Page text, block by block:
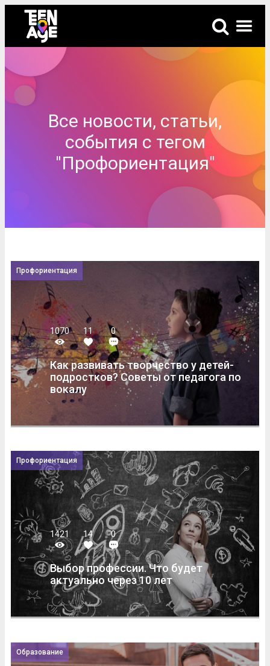
Все новости, статьи,
события с тегом
"Профориентация"
Профориентация
1070 11 0
Как развивать творчество у детей-
подростков? Советы от педагога по
вокалу
Профориентация
1421 14 0
Выбор профессии. Что будет
актуально через 10 лет
Образование